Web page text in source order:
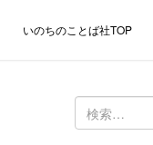
いのちのことば社TOP
検
索: